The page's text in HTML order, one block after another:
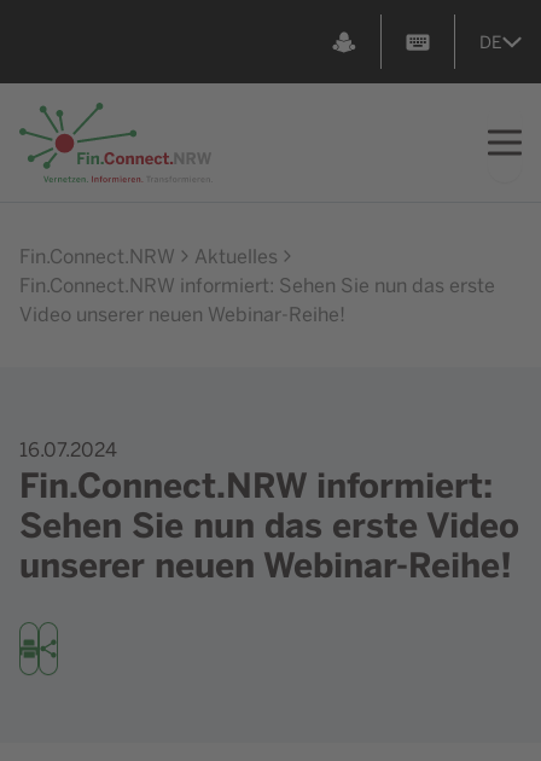
DE
Fin.Connect.NRW
Aktuelles
Fin.Connect.NRW informiert: Sehen Sie nun das erste
Video unserer neuen Webinar-Reihe!
16.07.2024
Fin.Connect.NRW informiert:
Sehen Sie nun das erste Video
unserer neuen Webinar-Reihe!
Drucken
Teilen